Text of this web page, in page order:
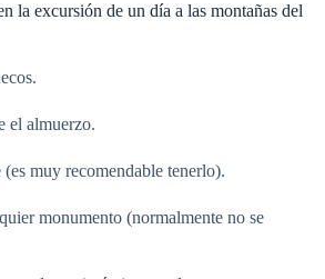
la excursión de un día a las montañas del
el almuerzo.
muy recomendable tenerlo).
monumento (normalmente no se